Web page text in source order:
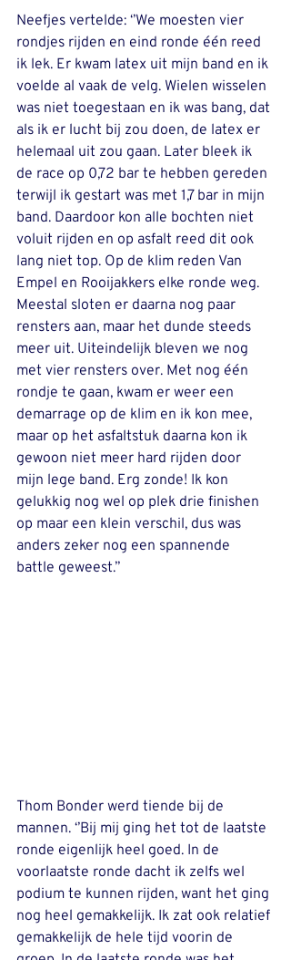
Neefjes vertelde: ‘’We moesten vier
rondjes rijden en eind ronde één reed
ik lek. Er kwam latex uit mijn band en ik
voelde al vaak de velg. Wielen wisselen
was niet toegestaan en ik was bang, dat
als ik er lucht bij zou doen, de latex er
helemaal uit zou gaan. Later bleek ik
de race op 0,72 bar te hebben gereden
terwijl ik gestart was met 1,7 bar in mijn
band. Daardoor kon alle bochten niet
voluit rijden en op asfalt reed dit ook
lang niet top. Op de klim reden Van
Empel en Rooijakkers elke ronde weg.
Meestal sloten er daarna nog paar
rensters aan, maar het dunde steeds
meer uit. Uiteindelijk bleven we nog
met vier rensters over. Met nog één
rondje te gaan, kwam er weer een
demarrage op de klim en ik kon mee,
maar op het asfaltstuk daarna kon ik
gewoon niet meer hard rijden door
mijn lege band. Erg zonde! Ik kon
gelukkig nog wel op plek drie finishen
op maar een klein verschil, dus was
anders zeker nog een spannende
battle geweest.’’
Thom Bonder werd tiende bij de
mannen. ‘’Bij mij ging het tot de laatste
ronde eigenlijk heel goed. In de
voorlaatste ronde dacht ik zelfs wel
podium te kunnen rijden, want het ging
nog heel gemakkelijk. Ik zat ook relatief
gemakkelijk de hele tijd voorin de